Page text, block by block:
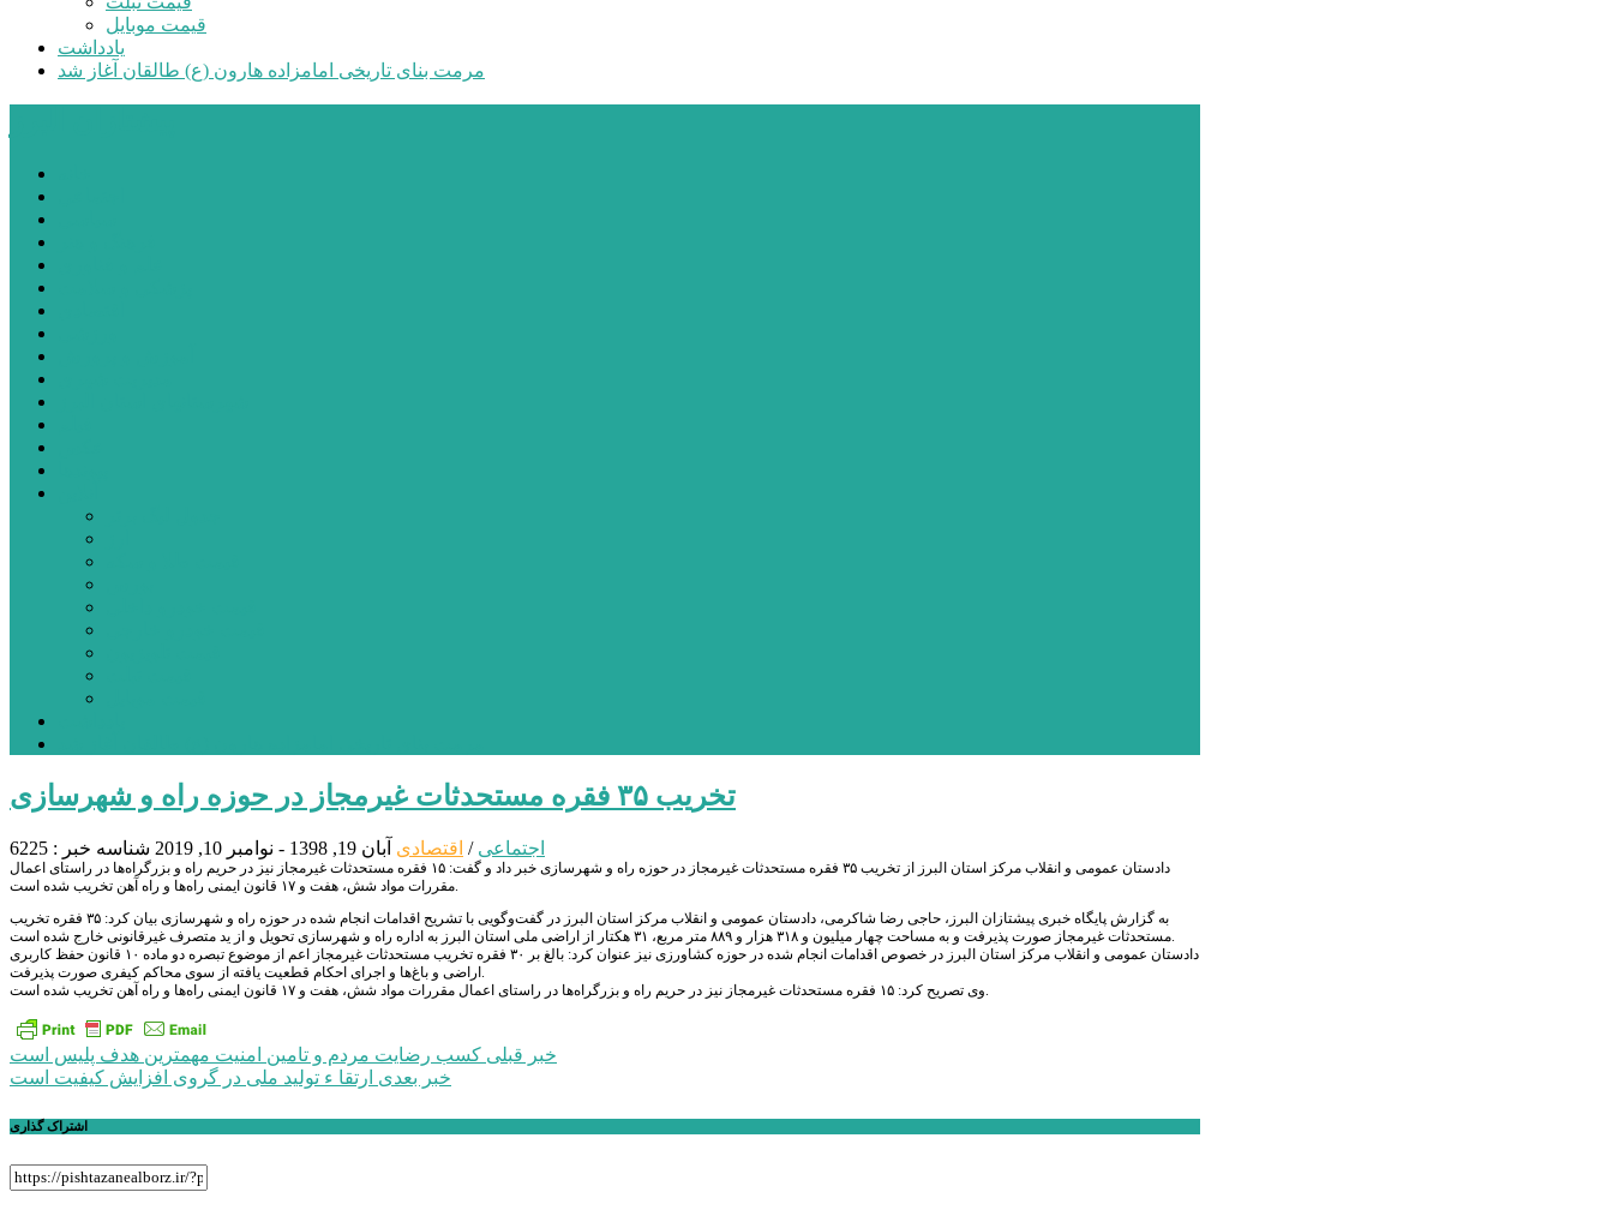
قیمت موبایل
یادداشت
مرمت بنای تاریخی امامزاده هارون (ع) طالقان آغاز شد
تخریب ۳۵ فقره مستحدثات غیرمجاز در حوزه راه و شهرسازی
اجتماعی / اقتصادی آبان 19, 1398 - نوامبر 10, 2019 شناسه خبر : 6225
دادستان عمومی و انقلاب مرکز استان البرز از تخریب ۳۵ فقره مستحدثات غیرمجاز در حوزه راه و شهرسازی خبر داد و گفت: ۱۵ فقره مستحدثات غیرمجاز نیز در حریم راه و بزرگراه‌ها در راستای اعمال
مقررات مواد شش، هفت و ۱۷ قانون ایمنی راه‌ها و راه آهن تخریب شده است.
به گزارش پایگاه خبری پیشتازان البرز، حاجی رضا شاکرمی، دادستان عمومی و انقلاب مرکز استان البرز در گفت‌وگویی با تشریح اقدامات انجام شده در حوزه راه و شهرسازی بیان کرد: ۳۵ فقره تخریب
مستحدثات غیرمجاز صورت پذیرفت و به مساحت چهار میلیون و ۳۱۸ هزار و ۸۸۹ متر مربع، ۳۱ هکتار از اراضی ملی استان البرز به اداره راه و شهرسازی تحویل و از ید متصرف غیرقانونی خارج شده است.
دادستان عمومی و انقلاب مرکز استان البرز در خصوص اقدامات انجام شده در حوزه کشاورزی نیز عنوان کرد: بالغ بر ۳۰ فقره تخریب مستحدثات غیرمجاز اعم از موضوع تبصره دو ماده ۱۰ قانون حفظ کاربری
اراضی و باغ‌ها و اجرای احکام قطعیت یافته از سوی محاکم کیفری صورت پذیرفت.
وی تصریح کرد: ۱۵ فقره مستحدثات غیرمجاز نیز در حریم راه و بزرگراه‌ها در راستای اعمال مقررات مواد شش، هفت و ۱۷ قانون ایمنی راه‌ها و راه آهن تخریب شده است.
راهبری
نوشته
خبر قبلی کسب رضايت مردم و تامین امنیت مهمترین هدف پليس است
خبر بعدی ارتقا ء تولید ملی در گروی افزایش کیفیت است
اشتراک گذاری